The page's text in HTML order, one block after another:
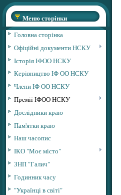
Меню сторінки
Головна сторінка
Офіційні документи НСКУ
Історія ІФОО НСКУ
Керівництво ІФ ОО НСКУ
Члени ІФ ОО НСКУ
Премії ІФОО НСКУ
Дослідники краю
Пам'ятки краю
Наш часопис
ІКО "Моє місто"
ЗНП "Галич"
Годинник часу
"Українці в світі"